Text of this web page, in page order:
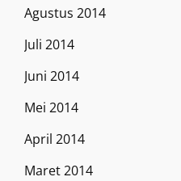
Agustus 2014
Juli 2014
Juni 2014
Mei 2014
April 2014
Maret 2014